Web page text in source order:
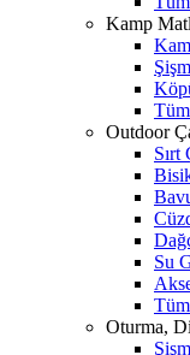
Kamp
Outdoor
Sırt
Su
Oturma,